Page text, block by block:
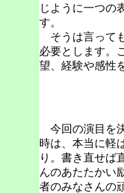
じように一つの
す。
そうは言って
必要とします。
望、経験や感性
今回の演目を
時は、本当に軽
り。書き直せば
んのあたたかい
者のみなさんの